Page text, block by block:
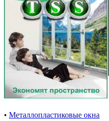
• Металлопластиковые окна